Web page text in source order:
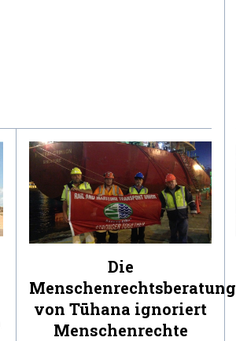
Die
Menschenrechtsberatung
von Tūhana ignoriert
Menschenrechte